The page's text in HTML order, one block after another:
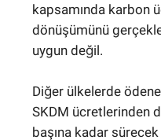
kapsamında karbon
dönüşümünü
uygun değil.
Diğer ülkelerde
SKDM ücretlerinden
başına kadar